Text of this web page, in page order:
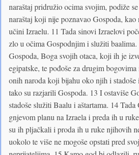
naraštaj pridružio ocima svojim, podiže
naraštaj koji nije poznavao Gospoda,
učini Izraelu. 11 Tada sinovi Izraelovi
zlo u očima Gospodnjim i služiti baalima.
Gospoda, Boga svojih otaca, koji ih je
egipatske, te pođoše za drugim
onih naroda koji bijahu oko njih i stadoše
tako su razjarili Gospoda. 13 I ostaviše
stadoše služiti Baalu i aštartama. 14 Tada
gnjevom planu na Izraela i preda ih u
su ih pljačkali i proda ih u ruke njihovih
uokolo te više ne mogoše opstati pred